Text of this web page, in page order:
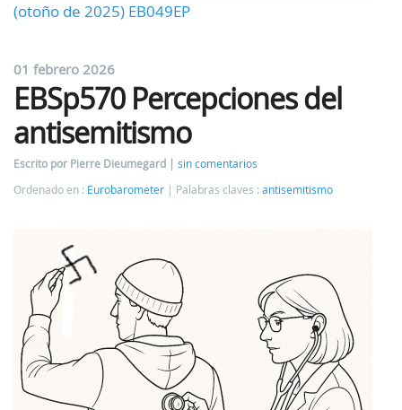
(otoño de 2025) EB049EP
01 febrero 2026
EBSp570 Percepciones del
antisemitismo
Escrito por Pierre Dieumegard
sin comentarios
Ordenado en : Eurobarometer Palabras claves : antisemitismo